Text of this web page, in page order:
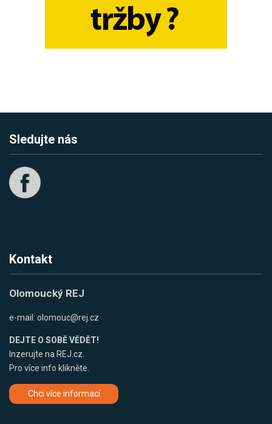
Sledujte nás
Kontakt
Olomoucký REJ
e-mail: olomouc@rej.cz
DEJTE O SOBĚ VĚDĚT!
Inzerujte na REJ.cz.
Pro více info klikněte.
Chci více informací